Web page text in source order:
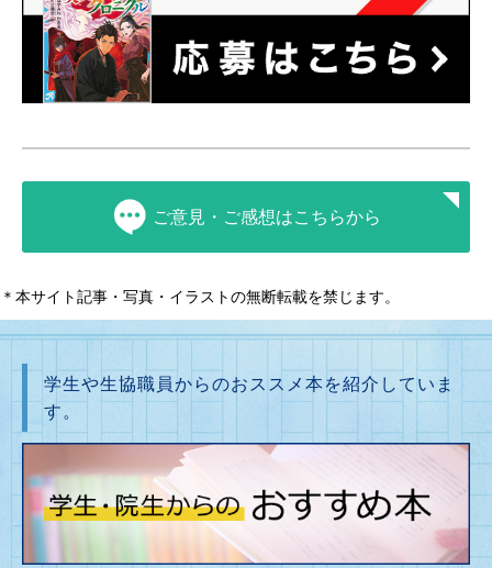
ご意見・ご感想はこちらから
＊本サイト記事・写真・イラストの無断転載を禁じます。
学生や生協職員からのおススメ本を紹介していま
す。